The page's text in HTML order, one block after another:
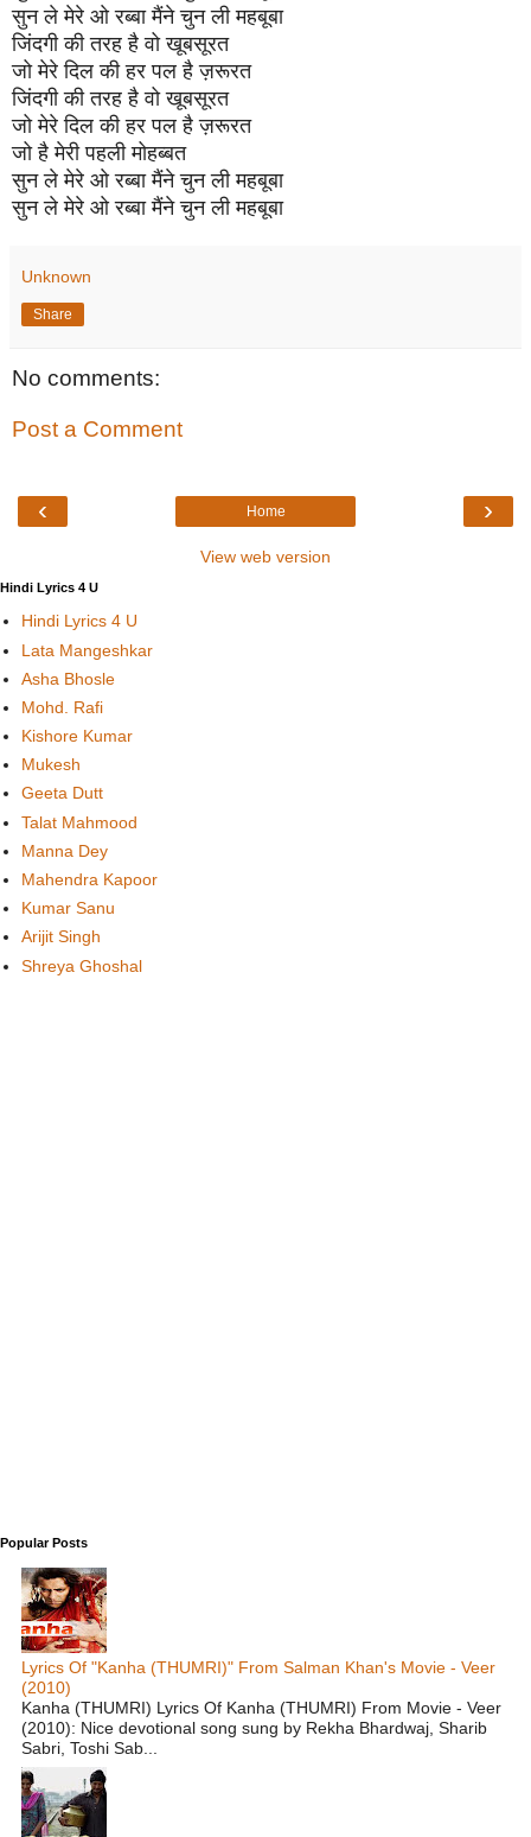
सुन ले मेरे ओ रब्बा मैंने चुन ली महबूबा
जिंदगी की तरह है वो खूबसूरत
जो मेरे दिल की हर पल है ज़रूरत
जिंदगी की तरह है वो खूबसूरत
जो मेरे दिल की हर पल है ज़रूरत
जो है मेरी पहली मोहब्बत
सुन ले मेरे ओ रब्बा मैंने चुन ली महबूबा
सुन ले मेरे ओ रब्बा मैंने चुन ली महबूबा
Unknown
Share
No comments:
Post a Comment
‹ ›
Home
View web version
Hindi Lyrics 4 U
Hindi Lyrics 4 U
Lata Mangeshkar
Asha Bhosle
Mohd. Rafi
Kishore Kumar
Mukesh
Geeta Dutt
Talat Mahmood
Manna Dey
Mahendra Kapoor
Kumar Sanu
Arijit Singh
Shreya Ghoshal
Popular Posts
Lyrics Of "Kanha (THUMRI)" From Salman Khan's Movie - Veer
(2010)
Kanha (THUMRI) Lyrics Of Kanha (THUMRI) From Movie - Veer
(2010): Nice devotional song sung by Rekha Bhardwaj, Sharib
Sabri, Toshi Sab...